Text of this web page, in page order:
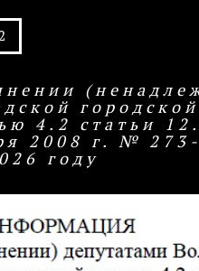
4.2 статьи
2008 г. №
году